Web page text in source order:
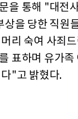
을 통해 "대전
을 당한 직원
리 숙여 사죄
표하며 유가족
"고 밝혔다.